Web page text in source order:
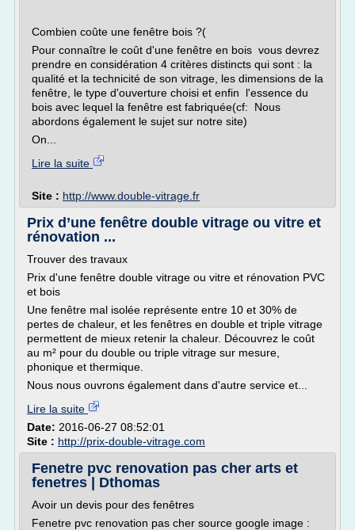
Combien coûte une fenêtre bois ?(
Pour connaître le coût d'une fenêtre en bois vous devrez
prendre en considération 4 critères distincts qui sont : la
qualité et la technicité de son vitrage, les dimensions de la
fenêtre, le type d'ouverture choisi et enfin l'essence du
bois avec lequel la fenêtre est fabriquée(cf: Nous
abordons également le sujet sur notre site)
On...
Lire la suite
Site : http://www.double-vitrage.fr
Prix d’une fenêtre double vitrage ou vitre et
rénovation ...
Trouver des travaux
Prix d'une fenêtre double vitrage ou vitre et rénovation PVC
et bois
Une fenêtre mal isolée représente entre 10 et 30% de
pertes de chaleur, et les fenêtres en double et triple vitrage
permettent de mieux retenir la chaleur. Découvrez le coût
au m² pour du double ou triple vitrage sur mesure,
phonique et thermique.
Nous nous ouvrons également dans d'autre service et...
Lire la suite
Date: 2016-06-27 08:52:01
Site : http://prix-double-vitrage.com
Fenetre pvc renovation pas cher arts et
fenetres | Dthomas
Avoir un devis pour des fenêtres
Fenetre pvc renovation pas cher source google image :